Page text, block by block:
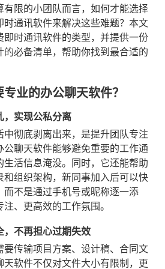
有限的小团队而言，如何才能选择
时通讯软件来解决这些难题？本文
即时通讯软件的类型，并提供一份
的必备清单，帮助你找到最合适的
业的办公聊天软件？
，实现公私分离
中彻底剥离出来，是提升团队专注
公聊天软件能够避免重要的工作通
生活信息淹没。同时，它还能帮助
和组织架构，新同事加入后可以快
而不是通过手机号或昵称逐一添
、更高效的工作氛围。
不再担心过期失效
要传输项目方案、设计稿、合同文
软件不仅对文件大小有限制，更